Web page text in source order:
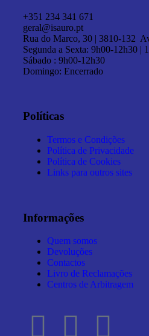
+351 234 341 671
geral@isauro.pt
Rua do Marco, 30 | 3810-132
Segunda a Sexta: 9h00-12h30 |
Sábado : 9h00-12h30
Domingo: Encerrado
Políticas
Termos e Condições
Política de Privacidade
Política de Cookies
Links para outros sites
Informações
Quem somos
Devoluções
Contactos
Livro de Reclamações
Centros de Arbitragem